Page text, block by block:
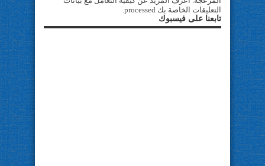
التعليقات الخاصة بك processed
.
تابعنا على فيسبوك